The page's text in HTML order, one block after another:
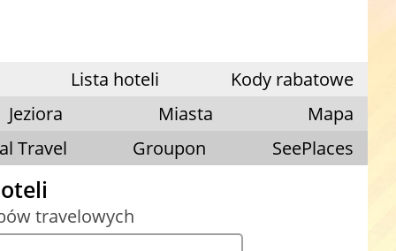
Lista hoteli
Kody rabatowe
Jeziora
Miasta
Mapa
Travel
Groupon SeePlaces
travelowych